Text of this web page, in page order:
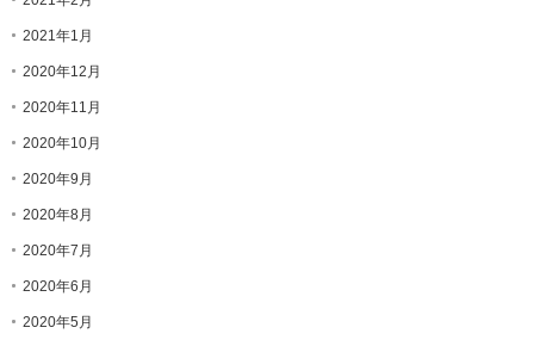
2021年1月
2020年12月
2020年11月
2020年10月
2020年9月
2020年8月
2020年7月
2020年6月
2020年5月